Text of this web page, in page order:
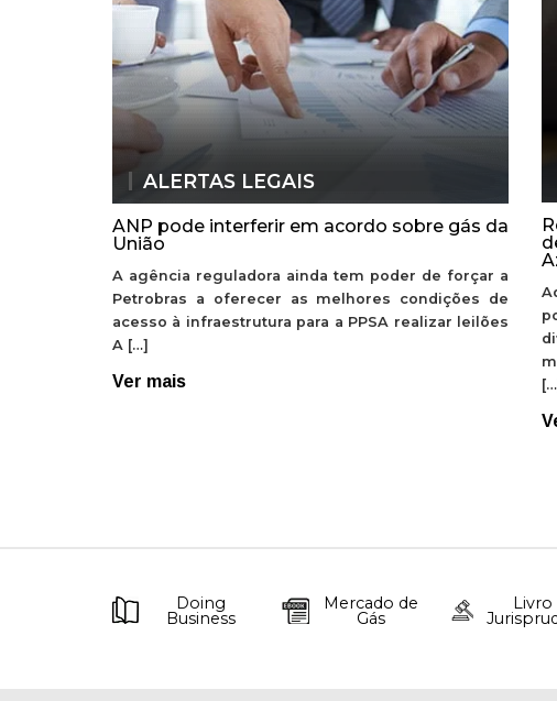
ALERTAS LEGAIS
ANP pode interferir em acordo sobre gás da
União
A agência reguladora ainda tem poder de forçar a
Petrobras a oferecer as melhores condições de
acesso à infraestrutura para a PPSA realizar leilões
A […]
Ver mais
Doing
Business
Mercado de
Gás
Livro